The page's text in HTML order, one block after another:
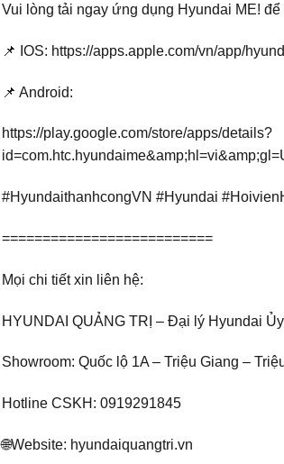
Vui lòng tải ngay ứng dụng Hyundai ME!
📌 IOS: https://apps.apple.com/vn/app/
📌 Android:
https://play.google.com/store/apps/details?
#HyundaithanhcongVN #Hyundai
==========================
Mọi chi tiết xin liên hệ:
HYUNDAI QUẢNG TRỊ – Đại lý Hyundai
Showroom: Quốc lộ 1A – Triệu Giang –
Hotline CSKH: 0919291845
🌐Website: hyundaiquangtri.vn